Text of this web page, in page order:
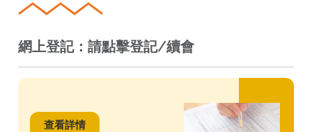
網上登記：請點擊登記/續會
查看詳情